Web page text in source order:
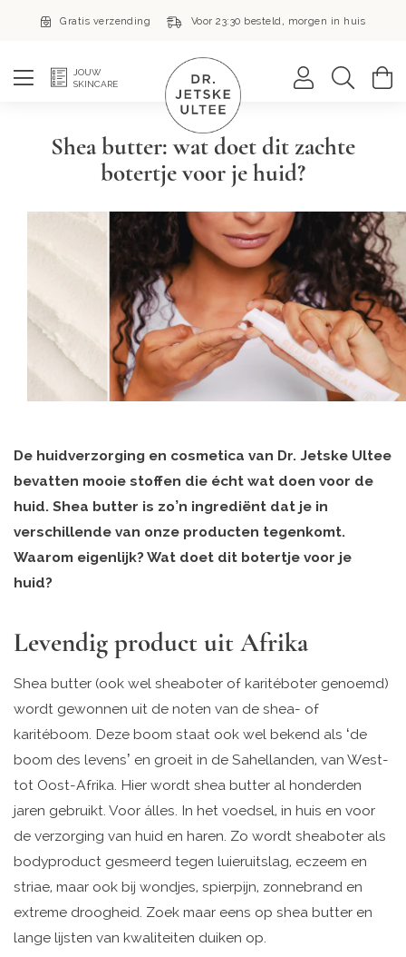
Gratis verzending Voor 23:30 besteld, morgen in huis
Zoek
JOUW
SKINCARE
Shea butter: wat doet dit zachte
botertje voor je huid?
De huidverzorging en cosmetica van Dr. Jetske Ultee
bevatten mooie stoffen die écht wat doen voor de
huid. Shea butter is zo’n ingrediënt dat je in
verschillende van onze producten tegenkomt.
Waarom eigenlijk? Wat doet dit botertje voor je
huid?
Levendig product uit Afrika
Shea butter (ook wel sheaboter of karitéboter genoemd)
wordt gewonnen uit de noten van de shea- of
karitéboom. Deze boom staat ook wel bekend als ‘de
boom des levens’ en groeit in de Sahellanden, van West-
tot Oost-Afrika. Hier wordt shea butter al honderden
jaren gebruikt. Voor álles. In het voedsel, in huis en voor
de verzorging van huid en haren. Zo wordt sheaboter als
bodyproduct gesmeerd tegen luieruitslag, eczeem en
striae, maar ook bij wondjes, spierpijn, zonnebrand en
extreme droogheid. Zoek maar eens op shea butter en
lange lijsten van kwaliteiten duiken op.